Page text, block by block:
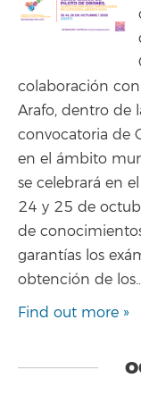
colaboración
Arafo, dentro de
convocatoria de
en el ámbito
se celebrará en
24 y 25 de
de
garantías los
obtención de
Find out more »